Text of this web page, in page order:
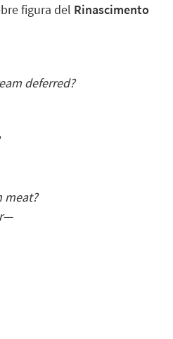
figura del Rinascimento
deferred?
meat?